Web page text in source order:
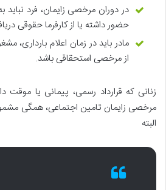
در دوران مرخصی زایمان، فرد
حضور داشته یا از کارفرما حقوقی
مادر باید در زمان اعلام بارداری،
از مرخصی استحقاقی باشد.
زنانی که قرارداد رسمی، پیمانی یا موقت
مرخصی زایمان تامین اجتماعی، همگی
البته